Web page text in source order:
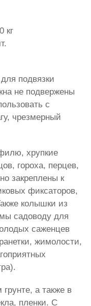
кг
подвязки
не подвержены
с
чрезмерный
хрупкие
гороха, перцев,
закреплены к
фиксаторов,
колышки из
садоводу для
саженцев
жимолости,
а также в
пленки. С